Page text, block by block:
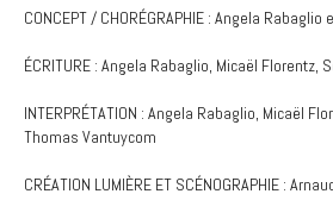
CONCEPT / CHORÉGRAPHIE : Angela
ÉCRITURE : Angela Rabaglio, Micaël Florentz,
INTERPRÉTATION : Angela Rabaglio, Micaël
Thomas Vantuycom
CRÉATION LUMIÈRE ET SCÉNOGRAPHIE :